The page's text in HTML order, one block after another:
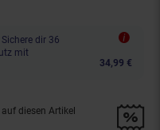
Sichere dir 36
mit
34,99 €
Filialgutschein auf diesen Artikel
diesen Artikel